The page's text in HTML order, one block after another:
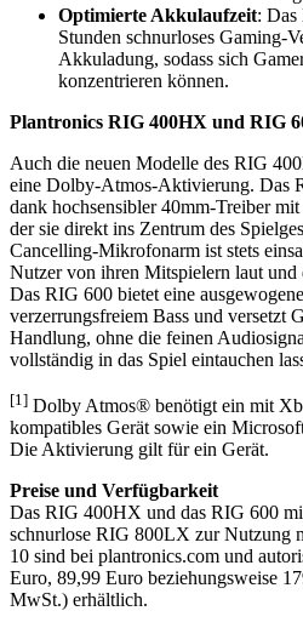
Optimierte Akkulaufzeit: Das
Stunden schnurloses Gaming-
Akkuladung, sodass sich
konzentrieren können.
Plantronics RIG 400HX und RIG
Auch die neuen Modelle des RIG
eine Dolby-Atmos-Aktivierung. Das
dank hochsensibler 40mm-Treiber
der sie direkt ins Zentrum des
Cancelling-Mikrofonarm ist stets
Nutzer von ihren Mitspielern laut und
Das RIG 600 bietet eine
verzerrungsfreiem Bass und versetzt
Handlung, ohne die feinen
vollständig in das Spiel eintauchen
[1] Dolby Atmos® benötigt ein mit
kompatibles Gerät sowie ein
Die Aktivierung gilt für ein Gerät.
Preise und Verfügbarkeit
Das RIG 400HX und das RIG 600
schnurlose RIG 800LX zur Nutzung
10 sind bei plantronics.com und
Euro, 89,99 Euro beziehungsweise
MwSt.) erhältlich.